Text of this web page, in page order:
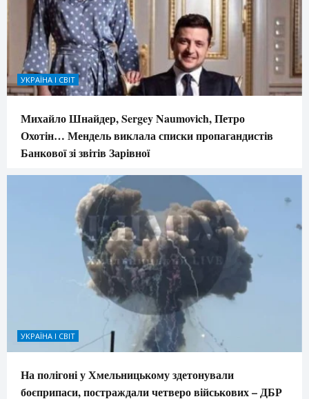
УКРАЇНА І СВІТ
Михайло Шнайдер, Sergey Naumovich, Петро
Охотін… Мендель виклала списки пропагандистів
Банкової зі звітів Зарівної
УКРАЇНА І СВІТ
На полігоні у Хмельницькому здетонували
боєприпаси, постраждали четверо військових – ДБР